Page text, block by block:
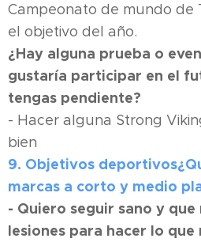
Campeonato de mundo de
el objetivo del año.
¿Hay alguna prueba o
gustaría participar en el
tengas pendiente?
- Hacer alguna Strong
bien
9. Objetivos deportivos
marcas a corto y medio
- Quiero seguir sano y
lesiones para hacer lo que